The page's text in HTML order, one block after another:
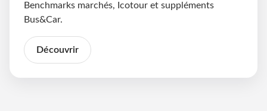
Benchmarks marchés, Icotour et suppléments
Bus&Car.
Découvrir